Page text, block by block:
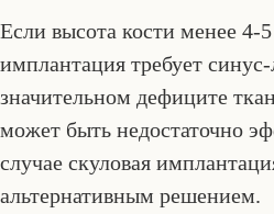
Если высота кости менее 4-
имплантация требует
значительном дефиците
может быть недостаточно
случае скуловая
альтернативным решением.